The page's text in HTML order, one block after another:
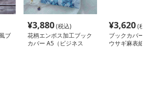
ブ
¥3,880(税込)
花柄エンボス加工ブック
カバー A5（ビジネス
¥3,620(税
ブックカバー
ウサギ麻表紙